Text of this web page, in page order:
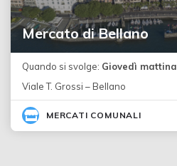
Mercato di Bellano
Quando si svolge: Giovedì mattina
Viale T. Grossi – Bellano
MERCATI COMUNALI